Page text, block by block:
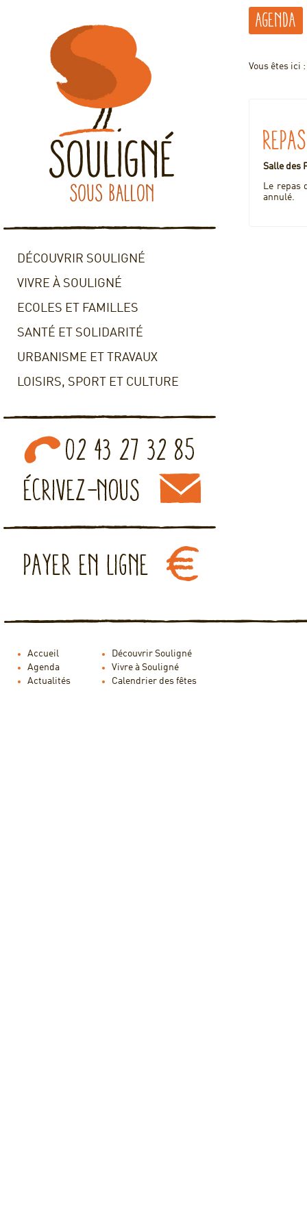
DÉCOUVRIR SOULIGNÉ
VIVRE À SOULIGNÉ
ECOLES ET FAMILLES
SANTÉ ET SOLIDARITÉ
URBANISME ET TRAVAUX
LOISIRS, SPORT ET CULTURE
Agenda
Vous êtes ici :
Salle des
Le repas
annulé.
Accueil
Agenda
Actualités
Découvrir Souligné
Vivre à Souligné
Calendrier des fêtes